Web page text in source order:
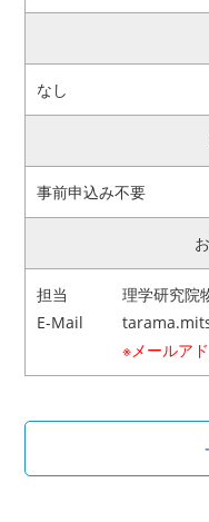
なし
事前申込み不要
担当
理学研究院
E-Mail
※メールア